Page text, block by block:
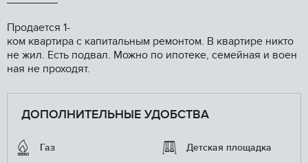
Продается 1-
ком квартира с капитальным ремонтом. В квартире никто
не жил. Есть подвал. Можно по ипотеке, семейная и воен
ная не проходят.
ДОПОЛНИТЕЛЬНЫЕ УДОБСТВА
Газ Детская площадка